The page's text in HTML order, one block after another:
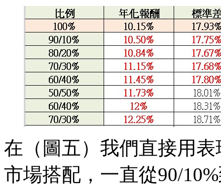
在（圖五）我們直接用
市場搭配，一直從90/